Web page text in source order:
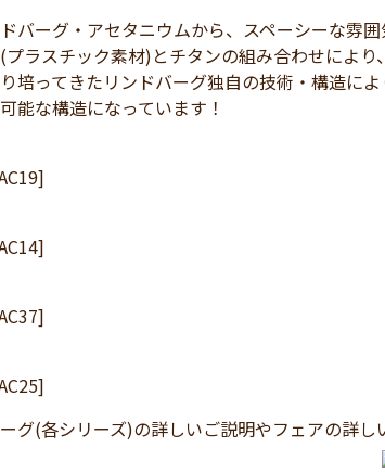
バーグ・アセタニウムから、スペーシーな雰
ラスチック素材)とチタンの組み合わせによ
培ってきたリンドバーグ独自の技術・構造に
能な構造になっています！
グ(各シリーズ)の詳しいご説明やフェアの詳し